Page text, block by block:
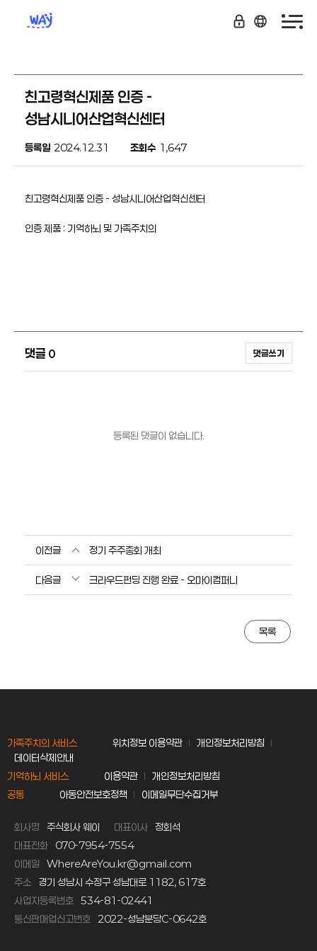
친고령혁신제품 인증 -
성남시니어산업혁신센터
등록일 2024.12.31 조회수 1,647
친고령혁신제품 인증 - 성남시니어산업혁신센터
인증 제품 : 기억하뇌 및 가족주치의
댓글 0 댓글쓰기
등록된 댓글이 없습니다.
이전글 정기 주주총회 개최
다음글 크라우드펀딩 진행 완료 - 오마이컴퍼니
목록
가족주치의 서비스 위치정보 이용약관
개인정보처리방침
데이터삭제안내
기억하뇌 서비스
이용약관
개인정보처리방침
공통
아동안전보호정책 이메일무단수집거부
회사명 주식회사 웨이 대표이사 정회석
대표전화
070-7954-7554
이메일
WhereAreYou.kr@gmail.com
주소
경기 성남시 수정구 성남대로 1182, 617호
사업자등록번호 534-81-02441
통신판매업신고번호 2022-성남분당C-0642호